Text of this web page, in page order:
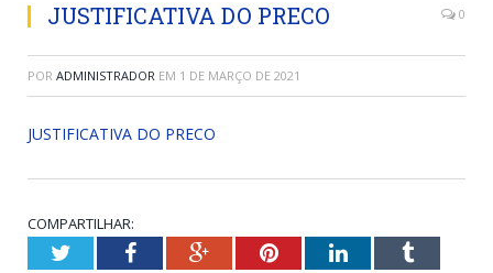
JUSTIFICATIVA DO PRECO 0
POR ADMINISTRADOR EM 1 DE MARÇO DE 2021
JUSTIFICATIVA DO PRECO
COMPARTILHAR:
TwitterFacebookGoogle+PinterestLinkedInTumblr